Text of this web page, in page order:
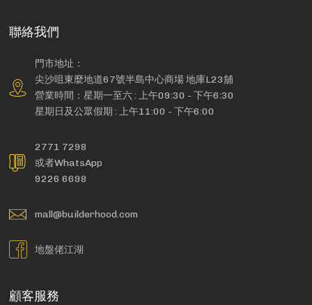
聯絡我們
門市地址：
尖沙咀東麼地道67號半島中心商場 地庫L23舖
營業時間：星期一至六 : 上午09:30 - 下午6:30
星期日及公眾假期 : 上午11:00 - 下午6:00
2771 7298
或者WhatsApp
9226 6698
mall@builderhood.com
地盤佬江湖
顧客服務